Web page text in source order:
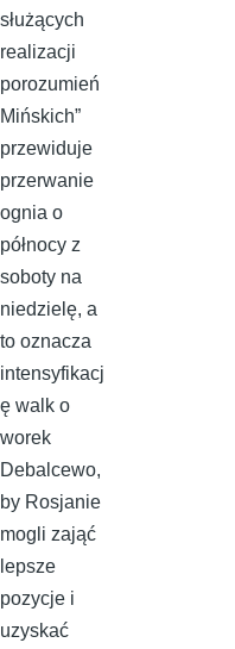
służących
realizacji
porozumień
Mińskich”
przewiduje
przerwanie
ognia o
północy z
soboty na
niedzielę, a
to oznacza
intensyfikacj
ę walk o
worek
Debalcewo,
by Rosjanie
mogli zająć
lepsze
pozycje i
uzyskać